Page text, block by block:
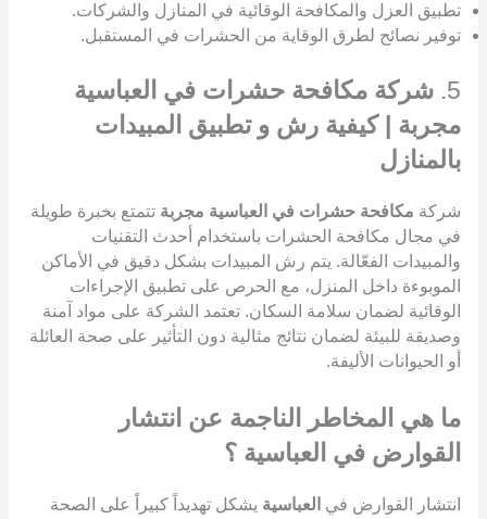
تطبيق العزل والمكافحة الوقائية في المنازل والشركات.
توفير نصائح لطرق الوقاية من الحشرات في المستقبل.
5. شركة مكافحة حشرات في العباسية
مجربة | كيفية رش و تطبيق المبيدات
بالمنازل
شركة مكافحة حشرات في العباسية مجربة تتمتع بخبرة طويلة
في مجال مكافحة الحشرات باستخدام أحدث التقنيات
والمبيدات الفعّالة. يتم رش المبيدات بشكل دقيق في الأماكن
الموبوءة داخل المنزل، مع الحرص على تطبيق الإجراءات
الوقائية لضمان سلامة السكان. تعتمد الشركة على مواد آمنة
وصديقة للبيئة لضمان نتائج مثالية دون التأثير على صحة العائلة
أو الحيوانات الأليفة.
ما هي المخاطر الناجمة عن انتشار
القوارض في العباسية ؟
انتشار القوارض في العباسية يشكل تهديداً كبيراً على الصحة